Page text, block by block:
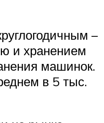
–
и хранением
машинок.
в 5 тыс.